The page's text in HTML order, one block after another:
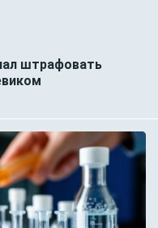
штрафовать